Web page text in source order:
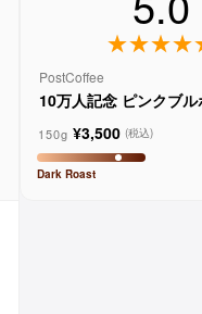
PostCoffee
10万人記念 ピンクブ
150g ¥3,500 (税込)
Dark Roast